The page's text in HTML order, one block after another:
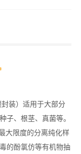
装）适用于大部分
子、根茎、真菌等。
大限度的分离纯化样
的酚氯仿等有机物抽